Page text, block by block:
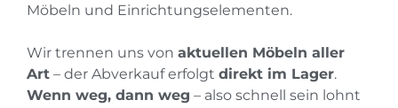
Möbeln und Einrichtungselementen.
Wir trennen uns von aktuellen Möbeln aller
Art – der Abverkauf erfolgt direkt im Lager.
Wenn weg, dann weg – also schnell sein lohnt